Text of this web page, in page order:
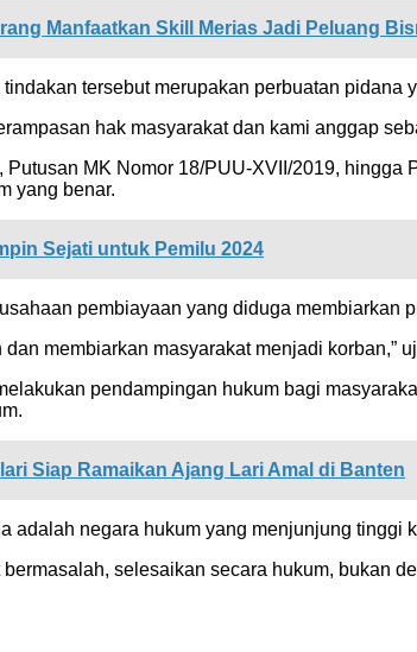
Manfaatkan Skill Merias Jadi Peluang
tersebut merupakan perbuatan pidana
hak masyarakat dan kami anggap
MK Nomor 18/PUU-XVII/2019,
yang benar.
Sejati untuk Pemilu 2024
pembiayaan yang diduga membiarkan
membiarkan masyarakat menjadi korban,”
pendampingan hukum bagi
Siap Ramaikan Ajang Lari Amal di Banten
adalah negara hukum yang menjunjung tinggi
selesaikan secara hukum, bukan